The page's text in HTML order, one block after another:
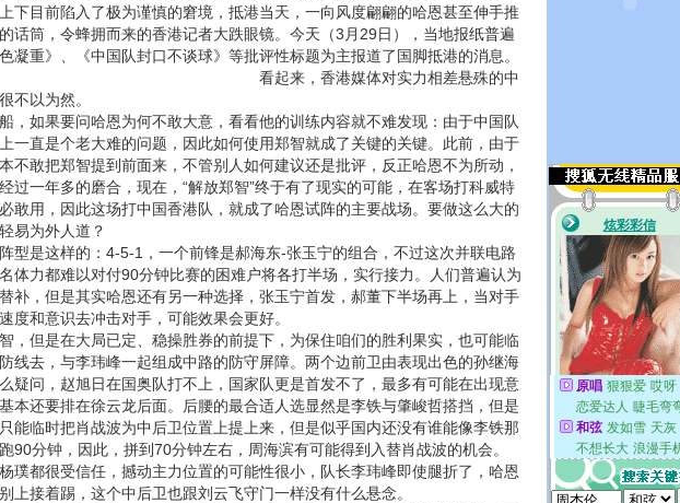
下目前陷入了极为谨慎的窘境，抵港当天，一向风度翩翩的哈恩甚至伸手推
话筒，令蜂拥而来的香港记者大跌眼镜。今天（3月29日），当地报纸普遍
凝重》、《中国队封口不谈球》等批评性标题为主报道了国脚抵港的消息。
看起来，香港媒体对实力相差悬殊的中
不以为然。
如果要问哈恩为何不敢大意，看看他的训练内容就不难发现：由于中国队
一直是个老大难的问题，因此如何使用郑智就成了关键的关键。此前，由于
不敢把郑智提到前面来，不管别人如何建议还是批评，反正哈恩不为所动，
过一年多的磨合，现在，“解放郑智”终于有了现实的可能，在客场打科威特
敢用，因此这场打中国香港队，就成了哈恩试阵的主要战场。要做这么大的
易为外人道？
是这样的：4-5-1，一个前锋是郝海东-张玉宁的组合，不过这次并联电路
体力都难以对付90分钟比赛的困难户将各打半场，实行接力。人们普遍认为
补，但是其实哈恩还有另一种选择，张玉宁首发，郝董下半场再上，当对手
度和意识去冲击对手，可能效果会更好。
但是在大局已定、稳操胜券的前提下，为保住咱们的胜利果实，也可能临
线去，与李玮峰一起组成中路的防守屏障。两个边前卫由表现出色的孙继海
疑问，赵旭日在国奥队打不上，国家队更是首发不了，最多有可能在出现意
本还要排在徐云龙后面。后腰的最合适人选显然是李铁与肇峻哲搭挡，但是
能临时把肖战波为中后卫位置上提上来，但是似乎国内还没有谁能像李铁那
90分钟，因此，拼到70分钟左右，周海滨有可能得到入替肖战波的机会。
璞都很受信任，撼动主力位置的可能性很小，队长李玮峰即使腿折了，哈恩
上接着踢，这个中后卫也跟刘云飞守门一样没有什么悬念。